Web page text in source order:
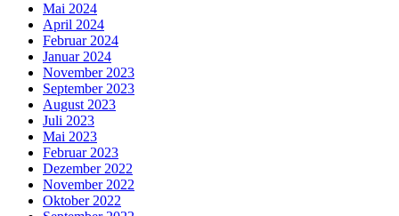
Mai 2024
April 2024
Februar 2024
Januar 2024
November 2023
September 2023
August 2023
Juli 2023
Mai 2023
Februar 2023
Dezember 2022
November 2022
Oktober 2022